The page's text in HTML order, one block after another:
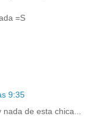
=S
9:35
de esta chica...